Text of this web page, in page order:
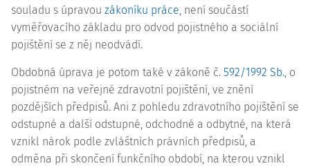
souladu s úpravou zákoníku práce, není součástí
vyměřovacího základu pro odvod pojistného a sociální
pojištění se z něj neodvádí.
Obdobná úprava je potom také v zákoně č. 592/1992 Sb., o
pojistném na veřejné zdravotní pojištění, ve znění
pozdějších předpisů. Ani z pohledu zdravotního pojištění se
odstupné a další odstupné, odchodné a odbytné, na která
vznikl nárok podle zvláštních právních předpisů, a
odměna při skončení funkčního období, na kterou vznikl